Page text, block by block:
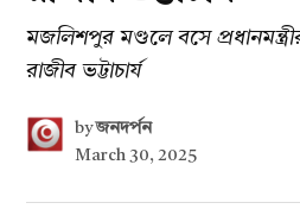
মজলিশপুর মণ্ডলে বসে
রাজীব ভট্টাচার্য
by জনদর্পন
March 30, 2025